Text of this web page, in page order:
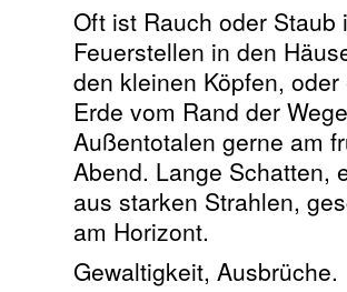
Oft ist Rauch oder
Feuerstellen in den
den kleinen Köpfen,
Erde vom Rand der
Außentotalen gerne am
Abend. Lange Schatten,
aus starken Strahlen,
am Horizont.
Gewaltigkeit, Ausbrüche.